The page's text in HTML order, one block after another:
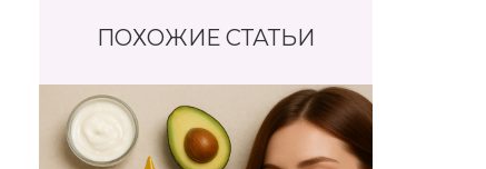
ПОХОЖИЕ СТАТЬИ